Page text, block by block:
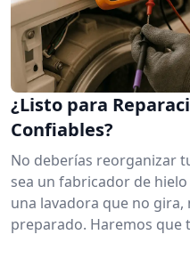
¿Listo para
Confiables?
No deberías reorganizar
sea un fabricador de
una lavadora que no
preparado. Haremos que